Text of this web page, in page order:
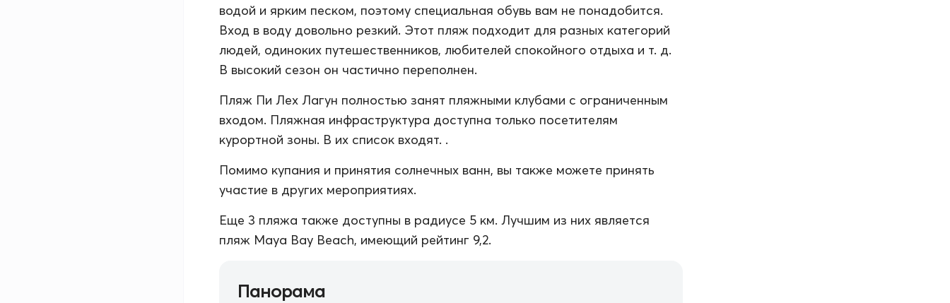
водой и ярким песком, поэтому специальная обувь вам не понадобится.
Вход в воду довольно резкий. Этот пляж подходит для разных категорий
людей, одиноких путешественников, любителей спокойного отдыха и т. д.
В высокий сезон он частично переполнен.
Пляж Пи Лех Лагун полностью занят пляжными клубами с ограниченным
входом. Пляжная инфраструктура доступна только посетителям
курортной зоны. В их список входят. .
Помимо купания и принятия солнечных ванн, вы также можете принять
участие в других мероприятиях.
Еще 3 пляжа также доступны в радиусе 5 км. Лучшим из них является
пляж Maya Bay Beach, имеющий рейтинг 9,2.
Панорама